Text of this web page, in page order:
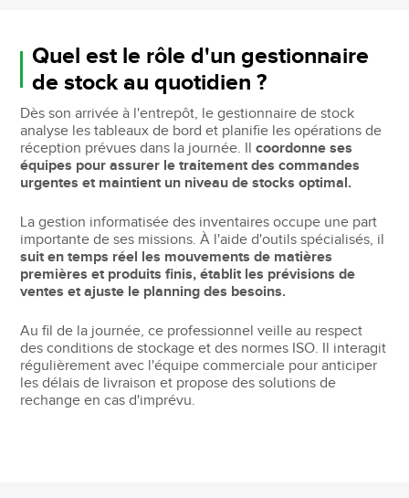
Quel est le rôle d'un gestionnaire
de stock au quotidien ?
Dès son arrivée à l'entrepôt, le gestionnaire de stock
analyse les tableaux de bord et planifie les opérations de
réception prévues dans la journée. Ilcoordonne ses
équipes pour assurer le traitement des commandes
urgentes et maintient un niveau de stocks optimal.
La gestion informatisée des inventaires occupe une part
importante de ses missions. À l'aide d'outils spécialisés, il
suit en temps réel les mouvements de matières
premières et produits finis, établit les prévisions de
ventes et ajuste le planning des besoins.
Au fil de la journée, ce professionnel veille au respect
des conditions de stockage et des normes ISO. Il interagit
régulièrement avec l'équipe commerciale pour anticiper
les délais de livraison et propose des solutions de
rechange en cas d'imprévu.